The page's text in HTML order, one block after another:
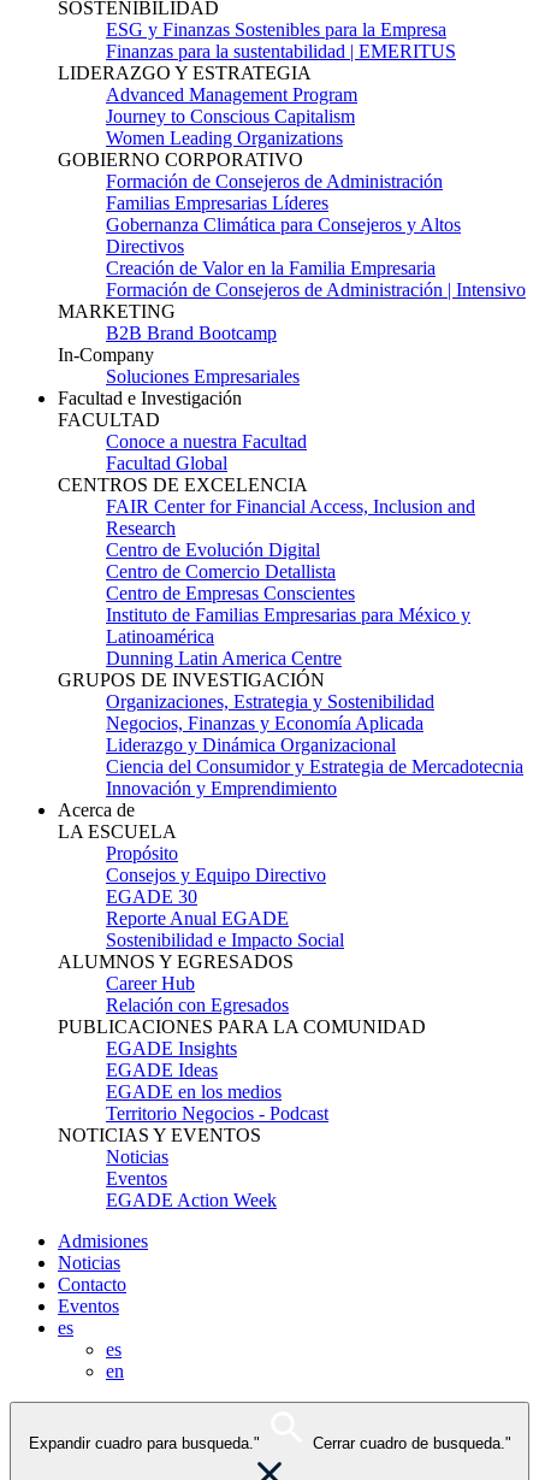
SOSTENIBILIDAD
ESG y Finanzas Sostenibles para la Empresa
Finanzas para la sustentabilidad | EMERITUS
LIDERAZGO Y ESTRATEGIA
Advanced Management Program
Journey to Conscious Capitalism
Women Leading Organizations
GOBIERNO CORPORATIVO
Formación de Consejeros de Administración
Familias Empresarias Líderes
Gobernanza Climática para Consejeros y Altos
Directivos
Creación de Valor en la Familia Empresaria
Formación de Consejeros de Administración | Intensivo
MARKETING
B2B Brand Bootcamp
In-Company
Soluciones Empresariales
Facultad e Investigación
FACULTAD
Conoce a nuestra Facultad
Facultad Global
CENTROS DE EXCELENCIA
FAIR Center for Financial Access, Inclusion and
Research
Centro de Evolución Digital
Centro de Comercio Detallista
Centro de Empresas Conscientes
Instituto de Familias Empresarias para México y
Latinoamérica
Dunning Latin America Centre
GRUPOS DE INVESTIGACIÓN
Organizaciones, Estrategia y Sostenibilidad
Negocios, Finanzas y Economía Aplicada
Liderazgo y Dinámica Organizacional
Ciencia del Consumidor y Estrategia de Mercadotecnia
Innovación y Emprendimiento
Acerca de
LA ESCUELA
Propósito
Consejos y Equipo Directivo
EGADE 30
Reporte Anual EGADE
Sostenibilidad e Impacto Social
ALUMNOS Y EGRESADOS
Career Hub
Relación con Egresados
PUBLICACIONES PARA LA COMUNIDAD
EGADE Insights
EGADE Ideas
EGADE en los medios
Territorio Negocios - Podcast
NOTICIAS Y EVENTOS
Noticias
Eventos
EGADE Action Week
Admisiones
Noticias
Contacto
Eventos
es
es
en
Expandir cuadro para busqueda." Cerrar cuadro de busqueda."